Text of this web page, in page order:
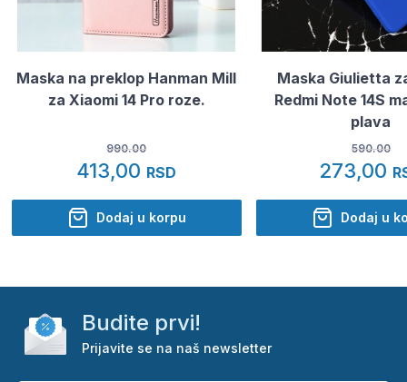
Maska na preklop Hanman Mill
za Xiaomi 14 Pro roze.
990.00
413,00 RSD
Dodaj u korpu
Maska Giulietta
Redmi Note 14S
plava
590.00
273,00
Dodaj u
Budite prvi!
Prijavite se na naš newsletter